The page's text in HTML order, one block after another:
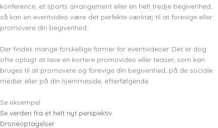
konference, et sports arrangement eller en helt tredje begivenhed,
så kan en eventvideo være det perfekte værktøj til at forevige eller
promovere din begivenhed.
Der findes mange forskellige former for eventvideoer. Det er dog
ofte oplagt at lave en kortere promovideo eller teaser, som kan
bruges til at promovere og forevige din begivenhed, på de sociale
medier eller på din hjemmeside, efterfølgende.
Se eksempel
Se verden fra et helt nyt perspektiv
Droneoptagelser